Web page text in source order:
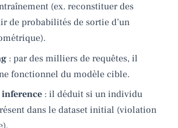
(ex. reconstituer des
de probabilités de sortie d’un
: par des milliers de requêtes, il
fonctionnel du modèle cible.
: il déduit si un individu
dans le dataset initial (violation